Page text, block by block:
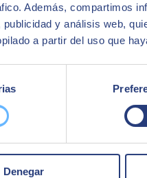
Además, compartimos
y análisis web,
a partir del uso que
Denegar